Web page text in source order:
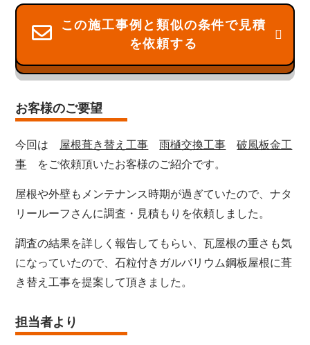
この施工事例と類似の条件で見積
を依頼する
お客様のご要望
今回は 屋根葺き替え工事 雨樋交換工事
破風板金工
事 をご依頼頂いたお客様のご紹介です。
屋根や外壁もメンテナンス時期が過ぎていたので、ナタ
リールーフさんに調査・見積もりを依頼しました。
調査の結果を詳しく報告してもらい、瓦屋根の重さも気
になっていたので、石粒付きガルバリウム鋼板屋根に葺
き替え工事を提案して頂きました。
担当者より